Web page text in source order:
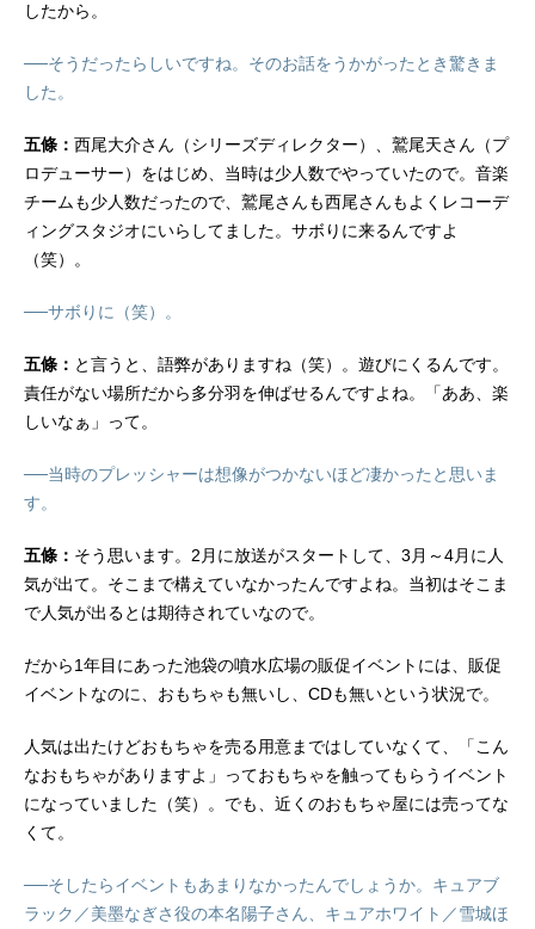
したから。
──そうだったらしいですね。そのお話をうかがったとき驚きま
した。
五條： 西尾大介さん（シリーズディレクター）、鷲尾天さん（プ
ロデューサー）をはじめ、当時は少人数でやっていたので。音楽
チームも少人数だったので、鷲尾さんも西尾さんもよくレコーデ
ィングスタジオにいらしてました。サボりに来るんですよ
（笑）。
──サボりに（笑）。
五條： と言うと、語弊がありますね（笑）。遊びにくるんです。
責任がない場所だから多分羽を伸ばせるんですよね。「ああ、楽
しいなぁ」って。
──当時のプレッシャーは想像がつかないほど凄かったと思いま
す。
五條： そう思います。2月に放送がスタートして、3月～4月に人
気が出て。そこまで構えていなかったんですよね。当初はそこま
で人気が出るとは期待されていなので。
だから1年目にあった池袋の噴水広場の販促イベントには、販促
イベントなのに、おもちゃも無いし、CDも無いという状況で。
人気は出たけどおもちゃを売る用意まではしていなくて、「こん
なおもちゃがありますよ」っておもちゃを触ってもらうイベント
になっていました（笑）。でも、近くのおもちゃ屋には売ってな
くて。
──そしたらイベントもあまりなかったんでしょうか。キュアブ
ラック／美墨なぎさ役の本名陽子さん、キュアホワイト／雪城ほ